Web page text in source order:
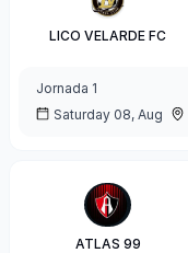
LICO VELARDE FC
Jornada 1
Saturday 08, Aug
ATLAS 99